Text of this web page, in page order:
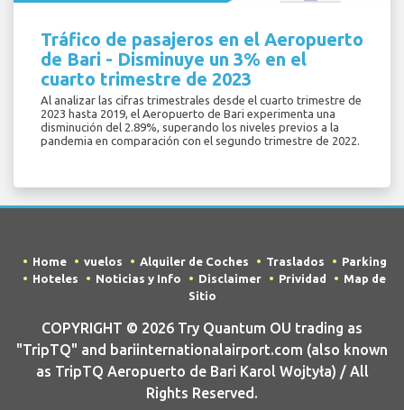
Tráfico de pasajeros en el Aeropuerto
de Bari - Disminuye un 3% en el
cuarto trimestre de 2023
Al analizar las cifras trimestrales desde el cuarto trimestre de
2023 hasta 2019, el Aeropuerto de Bari experimenta una
disminución del 2.89%, superando los niveles previos a la
pandemia en comparación con el segundo trimestre de 2022.
Home vuelos Alquiler de Coches Traslados
Parking
Hoteles
Noticias y Info Disclaimer Prividad
Map de
Sitio
COPYRIGHT © 2026 Try Quantum OU trading as
"TripTQ" and bariinternationalairport.com (also known
as TripTQ Aeropuerto de Bari Karol Wojtyła) / All
Rights Reserved.